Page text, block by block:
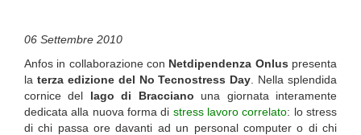
06 Settembre 2010
Anfos in collaborazione con Netdipendenza Onlus presenta
la terza edizione del No Tecnostress Day . Nella splendida
cornice del lago di Bracciano una giornata interamente
dedicata alla nuova forma di stress lavoro correlato: lo stress
di chi passa ore davanti ad un personal computer o di chi